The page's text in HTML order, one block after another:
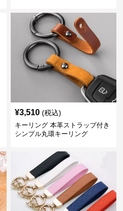
¥3,510 (税込)
キーリング 本革ストラップ付き
シンプル丸環キーリング